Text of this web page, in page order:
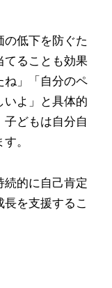
の低下を防ぐた
てることも効果
ね」「自分のペ
いよ」と具体的
子どもは自分自
。
続的に自己肯定
を支援するこ